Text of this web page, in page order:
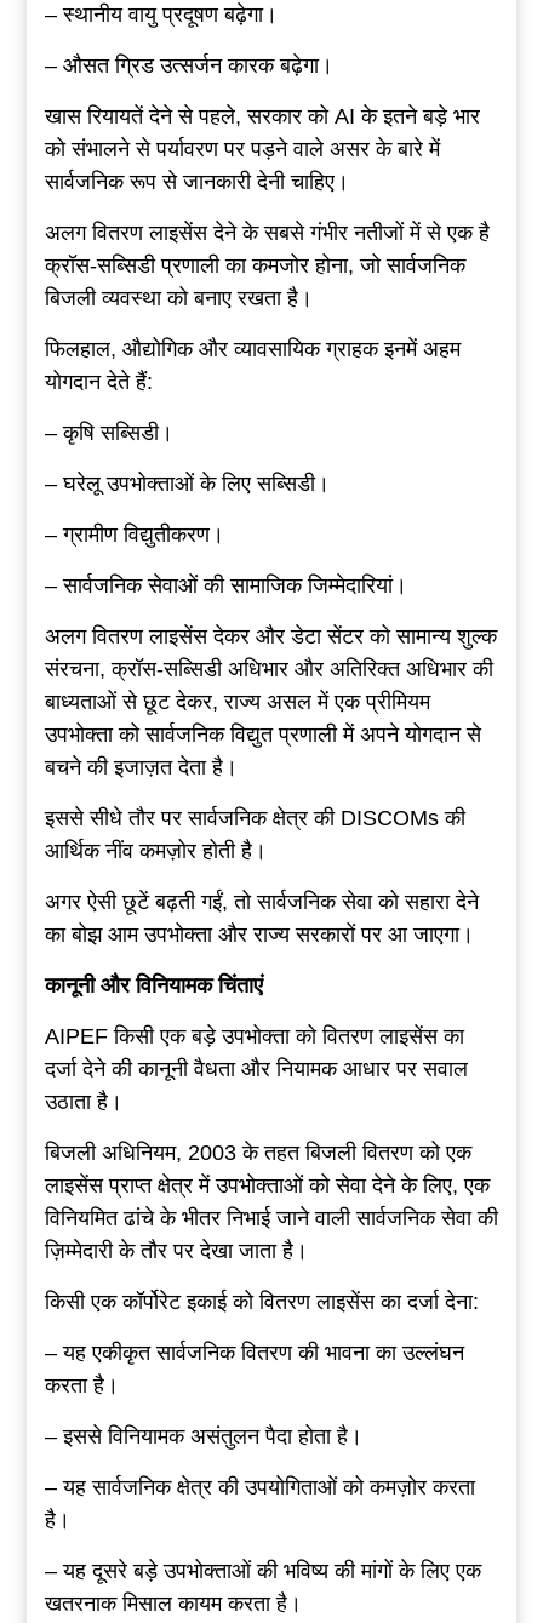
– स्थानीय वायु प्रदूषण बढ़ेगा।
– औसत ग्रिड उत्सर्जन कारक बढ़ेगा।
खास रियायतें देने से पहले, सरकार को AI के इतने बड़े भार
को संभालने से पर्यावरण पर पड़ने वाले असर के बारे में
सार्वजनिक रूप से जानकारी देनी चाहिए।
अलग वितरण लाइसेंस देने के सबसे गंभीर नतीजों में से एक है
क्रॉस-सब्सिडी प्रणाली का कमजोर होना, जो सार्वजनिक
बिजली व्यवस्था को बनाए रखता है।
फिलहाल, औद्योगिक और व्यावसायिक ग्राहक इनमें अहम
योगदान देते हैं:
– कृषि सब्सिडी।
– घरेलू उपभोक्ताओं के लिए सब्सिडी।
– ग्रामीण विद्युतीकरण।
– सार्वजनिक सेवाओं की सामाजिक जिम्मेदारियां।
अलग वितरण लाइसेंस देकर और डेटा सेंटर को सामान्य शुल्क
संरचना, क्रॉस-सब्सिडी अधिभार और अतिरिक्त अधिभार की
बाध्यताओं से छूट देकर, राज्य असल में एक प्रीमियम
उपभोक्ता को सार्वजनिक विद्युत प्रणाली में अपने योगदान से
बचने की इजाज़त देता है।
इससे सीधे तौर पर सार्वजनिक क्षेत्र की DISCOMs की
आर्थिक नींव कमज़ोर होती है।
अगर ऐसी छूटें बढ़ती गईं, तो सार्वजनिक सेवा को सहारा देने
का बोझ आम उपभोक्ता और राज्य सरकारों पर आ जाएगा।
कानूनी और विनियामक चिंताएं
AIPEF किसी एक बड़े उपभोक्ता को वितरण लाइसेंस का
दर्जा देने की कानूनी वैधता और नियामक आधार पर सवाल
उठाता है।
बिजली अधिनियम, 2003 के तहत बिजली वितरण को एक
लाइसेंस प्राप्त क्षेत्र में उपभोक्ताओं को सेवा देने के लिए, एक
विनियमित ढांचे के भीतर निभाई जाने वाली सार्वजनिक सेवा की
ज़िम्मेदारी के तौर पर देखा जाता है।
किसी एक कॉर्पोरेट इकाई को वितरण लाइसेंस का दर्जा देना:
– यह एकीकृत सार्वजनिक वितरण की भावना का उल्लंघन
करता है।
– इससे विनियामक असंतुलन पैदा होता है।
– यह सार्वजनिक क्षेत्र की उपयोगिताओं को कमज़ोर करता
है।
– यह दूसरे बड़े उपभोक्ताओं की भविष्य की मांगों के लिए एक
खतरनाक मिसाल कायम करता है।